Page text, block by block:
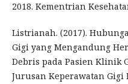
2018. Kementrian
Listrianah. (2017).
Gigi yang Mengandung
Debris pada Pasien Klinik
Jurusan Keperawatan Gigi